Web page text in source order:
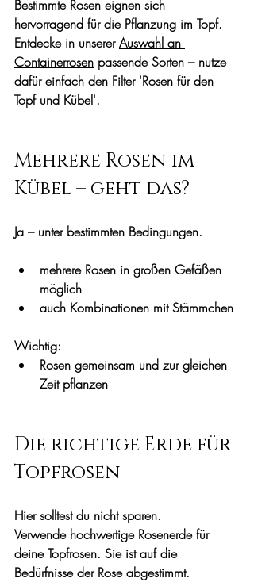
Bestimmte Rosen eignen sich
hervorragend für die Pflanzung im Topf.
Entdecke in unserer Auswahl an
Containerrosen passende Sorten – nutze
dafür einfach den Filter 'Rosen für den
Topf und Kübel'.
Mehrere Rosen im
Kübel – geht das?
Ja – unter bestimmten Bedingungen.
mehrere Rosen in großen Gefäßen
möglich
auch Kombinationen mit Stämmchen
Wichtig:
Rosen gemeinsam und zur gleichen
Zeit pflanzen
Die richtige Erde für
Topfrosen
Hier solltest du nicht sparen.
Verwende hochwertige Rosenerde für
deine Topfrosen. Sie ist auf die
Bedürfnisse der Rose abgestimmt.